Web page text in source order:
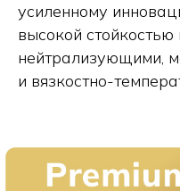
усиленному
высокой
нейтрализующими,
и вязкостно-